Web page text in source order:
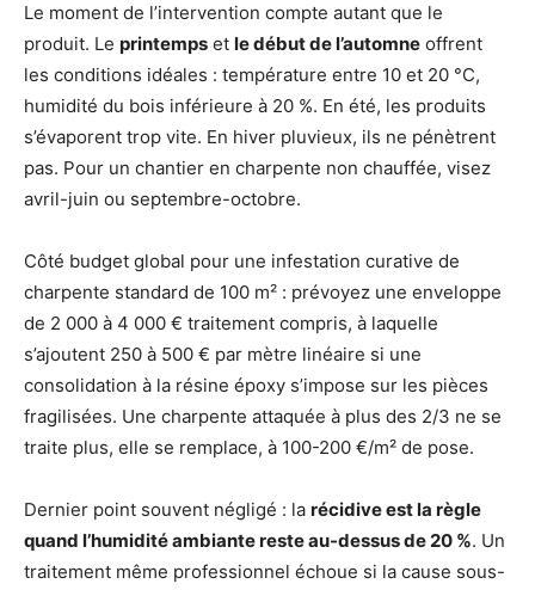
Le moment de l’intervention compte autant que le
produit. Le printemps et le début de l’automne offrent
les conditions idéales : température entre 10 et 20 °C,
humidité du bois inférieure à 20 %. En été, les produits
s’évaporent trop vite. En hiver pluvieux, ils ne pénètrent
pas. Pour un chantier en charpente non chauffée, visez
avril-juin ou septembre-octobre.
Côté budget global pour une infestation curative de
charpente standard de 100 m² : prévoyez une enveloppe
de 2 000 à 4 000 € traitement compris, à laquelle
s’ajoutent 250 à 500 € par mètre linéaire si une
consolidation à la résine époxy s’impose sur les pièces
fragilisées. Une charpente attaquée à plus des 2/3 ne se
traite plus, elle se remplace, à 100-200 €/m² de pose.
Dernier point souvent négligé : la récidive est la règle
quand l’humidité ambiante reste au-dessus de 20 %. Un
traitement même professionnel échoue si la cause sous-